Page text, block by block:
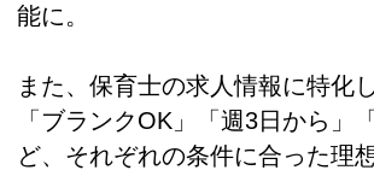
能に。
また、保育士の求人情報に特化
「ブランクOK」「週3日から」
ど、それぞれの条件に合った理